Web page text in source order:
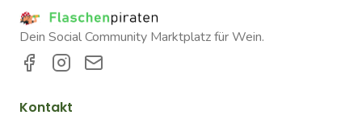
Dein Social Community Marktplatz für Wein.
Kontakt